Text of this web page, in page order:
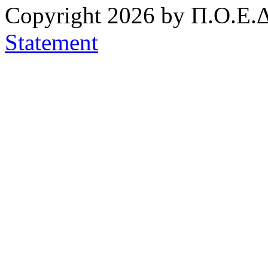
Copyright 2026 by
Statement